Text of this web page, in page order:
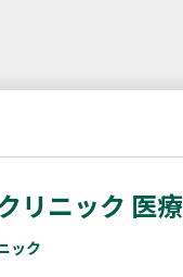
リニック 医
ック